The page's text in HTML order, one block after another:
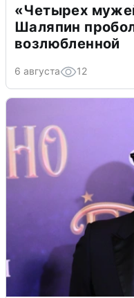
«Четырех
Шаляпин
возлюбленной
6 августа 12